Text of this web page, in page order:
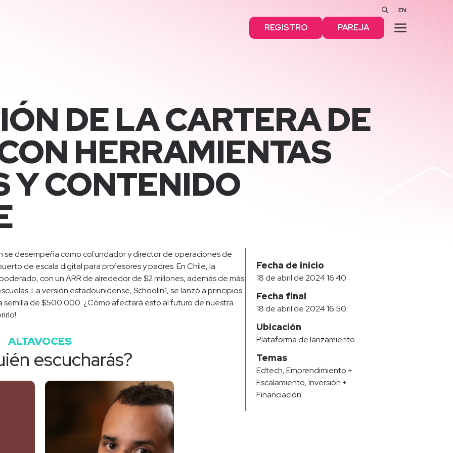
EN
REGISTRO PAREJA MENÚ
DE LA CARTERA DE
HERRAMIENTAS
Y CONTENIDO
se desempeña como cofundador y director de operaciones de
de escala digital para profesores y padres. En Chile, la
con un ARR de alrededor de $2 millones, además de más
La versión estadounidense, Schoolin1, se lanzó a principios
semilla de $500.000. ¿Cómo afectará esto al futuro de nuestra
ALTAVOCES
escucharás?
Fecha de inicio
18 de abril de 2024 16:40
Fecha final
18 de abril de 2024 16:50
Ubicación
Plataforma de lanzamiento
Temas
Edtech,Emprendimiento +
Escalamiento,Inversión +
Financiación